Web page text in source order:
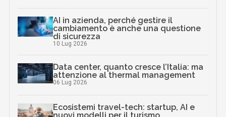
AI in azienda, perché gestire il
cambiamento è anche una questione
di sicurezza
10 Lug 2026
Data center, quanto cresce l’Italia: ma
attenzione al thermal management
06 Lug 2026
Ecosistemi travel-tech: startup, AI e
nuovi modelli per il turismo